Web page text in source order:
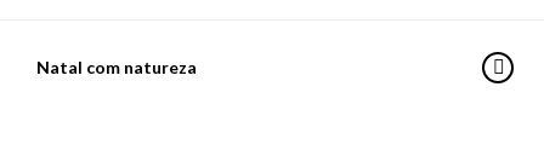
Natal com natureza